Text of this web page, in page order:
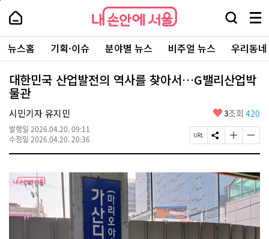
본
로
가
내
손
안
에
서
울
-
서
울
시
대
표
소
통
포
내
손
에
울
검
창
열
기
메
뉴
전
체
보
기
주
요
서
뉴스홈 기획·이슈 분야별 뉴스 비주얼 뉴스 우리동
대한민국 산업발전의 역사를 찾아서…G밸리산업박
물관
시민기자 유지민
발행일 2026.04.20. 09:11
수정일 2026.04.20. 20:36
좋
요
3조회 420
페
이
U
R
L
복
사
S
N
공
유
하
기
글
자
기
크
게
변
경
하
글
자
기
작
게
변
경
하
기
페
상
단
로